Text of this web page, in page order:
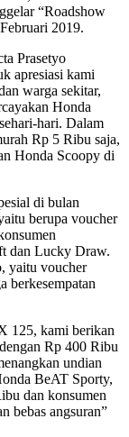
“Roadshow
2019.
Prasetyo
apresiasi kami
warga sekitar,
Honda
hari. Dalam
Rp 5 Ribu saja,
Honda Scoopy di
di bulan
berupa voucher
dan Lucky Draw.
yaitu voucher
berkesempatan
125, kami berikan
Rp 400 Ribu
undian
BeAT Sporty,
dan konsumen
bebas angsuran”